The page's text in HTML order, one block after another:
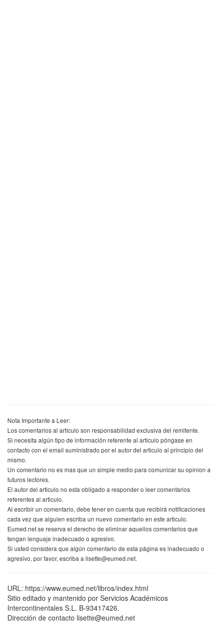
Nota Importante a Leer:
Los comentarios al artículo son responsabilidad exclusiva del remitente.
Si necesita algún tipo de información referente al articulo póngase en
contacto con el email suministrado por el autor del articulo al principio del
mismo.
Un comentario no es mas que un simple medio para comunicar su opinion a
futuros lectores.
El autor del articulo no esta obligado a responder o leer comentarios
referentes al articulo.
Al escribir un comentario, debe tener en cuenta que recibirá notificaciones
cada vez que alguien escriba un nuevo comentario en este articulo.
Eumed.net se reserva el derecho de eliminar aquellos comentarios que
tengan lenguaje inadecuado o agresivo.
Si usted considera que algún comentario de esta página es inadecuado o
agresivo, por favor, escriba a lisette@eumed.net.
URL: https://www.eumed.net/libros/index.html
Sitio editado y mantenido por Servicios Académicos
Intercontinentales S.L. B-93417426.
Dirección de contacto lisette@eumed.net